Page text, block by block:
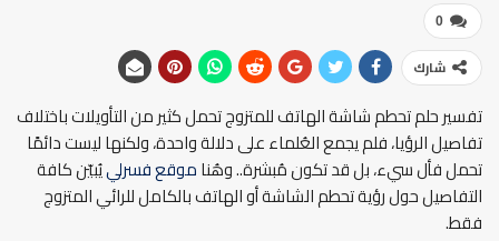
0
شارك
تفسير حلم تحطم شاشة الهاتف للمتزوج تحمل كثير من التأويلات باختلاف
تفاصيل الرؤيا، فلم يجمع العُلماء على دلالة واحدة، ولكنها ليست دائمًا
تحمل فأل سيء، بل قد تكون مُبشرة.. وهُناموقع فسرلييُبيّن كافة
التفاصيل حول رؤية تحطم الشاشة أو الهاتف بالكامل للرائي المتزوج
فقط.